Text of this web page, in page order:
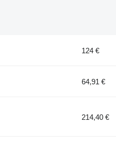
124 €
64,91 €
214,40 €